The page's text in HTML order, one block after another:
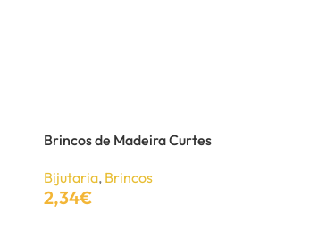
Brincos de Madeira Curtes
Bijutaria, Brincos
2,34€